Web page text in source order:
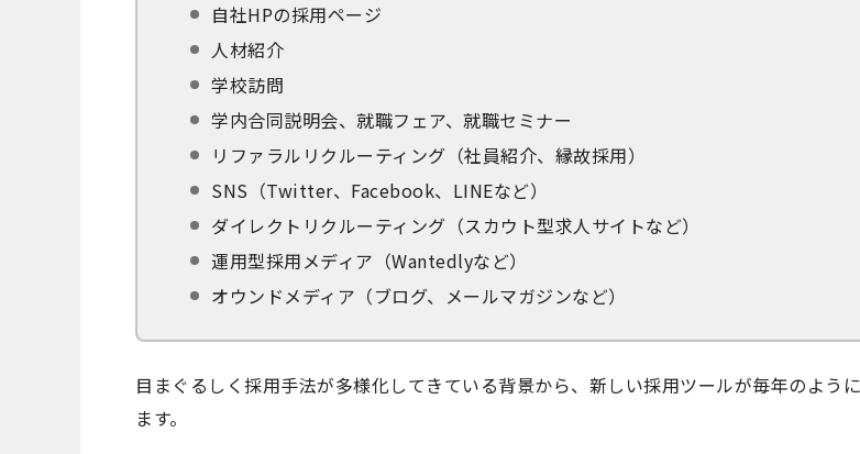
自社HPの採用ページ
人材紹介
学校訪問
学内合同説明会、就職フェア、就職セミナー
リファラルリクルーティング（社員紹介、縁故採用）
SNS（Twitter、Facebook、LINEなど）
ダイレクトリクルーティング（スカウト型求人サイトなど）
運用型採用メディア（Wantedlyなど）
オウンドメディア（ブログ、メールマガジンなど）
目まぐるしく採用手法が多様化してきている背景から、新しい採用ツールが毎年のよう
ます。